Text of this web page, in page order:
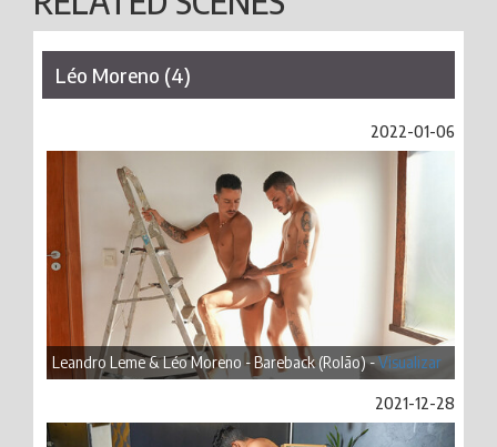
Léo Moreno (4)
2022-01-06
Leandro Leme & Léo Moreno - Bareback (Rolão) -Visualizar
2021-12-28